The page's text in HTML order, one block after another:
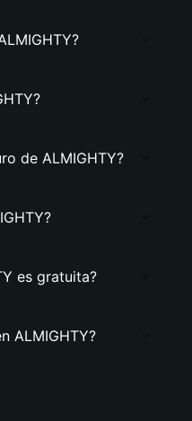
de ALMIGHTY?
es gratuita?
ALMIGHTY?